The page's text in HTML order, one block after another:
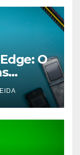
O